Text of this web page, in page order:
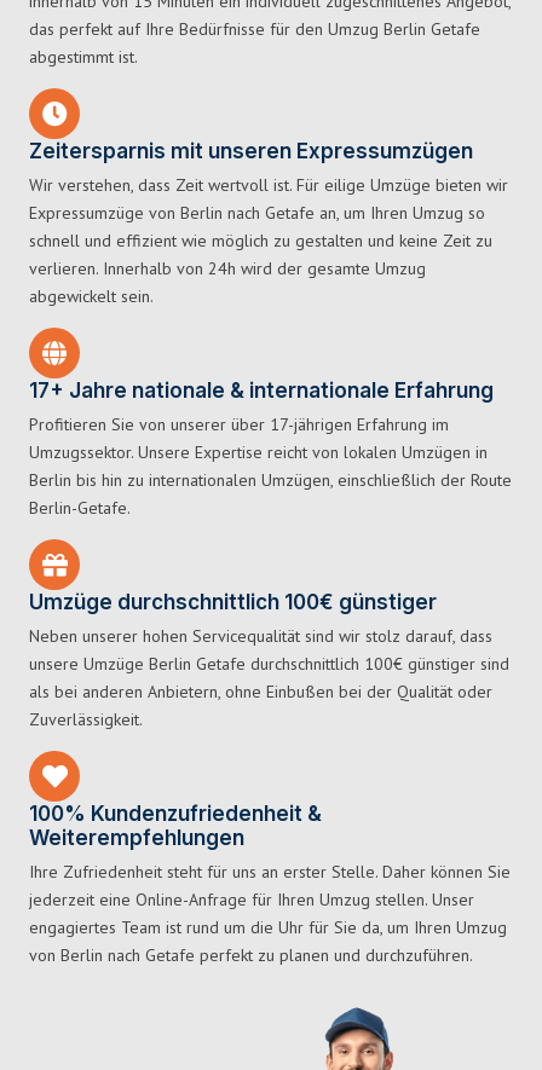
das perfekt auf Ihre Bedürfnisse für den Umzug Berlin Getafe
abgestimmt ist.
Zeitersparnis mit unseren Expressumzügen
Wir verstehen, dass Zeit wertvoll ist. Für eilige Umzüge bieten wir
Expressumzüge von Berlin nach Getafe an, um Ihren Umzug so
schnell und effizient wie möglich zu gestalten und keine Zeit zu
verlieren. Innerhalb von 24h wird der gesamte Umzug
abgewickelt sein.
17+ Jahre nationale & internationale Erfahrung
Profitieren Sie von unserer über 17-jährigen Erfahrung im
Umzugssektor. Unsere Expertise reicht von lokalen Umzügen in
Berlin bis hin zu internationalen Umzügen, einschließlich der Route
Berlin-Getafe.
Umzüge durchschnittlich 100€ günstiger
Neben unserer hohen Servicequalität sind wir stolz darauf, dass
unsere Umzüge Berlin Getafe durchschnittlich 100€ günstiger sind
als bei anderen Anbietern, ohne Einbußen bei der Qualität oder
Zuverlässigkeit.
100% Kundenzufriedenheit &
Weiterempfehlungen
Ihre Zufriedenheit steht für uns an erster Stelle. Daher können Sie
jederzeit eine Online-Anfrage für Ihren Umzug stellen. Unser
engagiertes Team ist rund um die Uhr für Sie da, um Ihren Umzug
von Berlin nach Getafe perfekt zu planen und durchzuführen.